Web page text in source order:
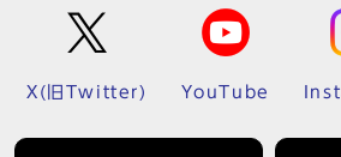
X(旧Twitter) YouTube